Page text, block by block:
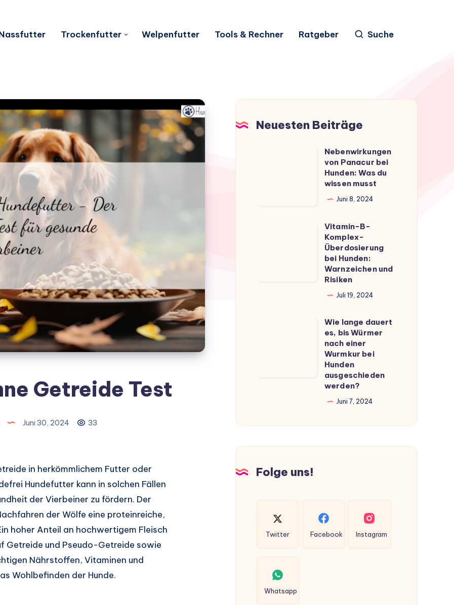
Trockenfutter Welpenfutter Tools & Rechner Ratgeber Suche
Getreide Test
Juni 30, 2024 33
in herkömmlichem Futter oder
Hundefutter kann in solchen Fällen
der Vierbeiner zu fördern. Der
der Wölfe eine proteinreiche,
hoher Anteil an hochwertigem Fleisch
Getreide und Pseudo-Getreide sowie
Nährstoffen, Vitaminen und
Wohlbefinden der Hunde.
Neuesten Beiträge
Nebenwirkungen
von Panacur bei
Hunden: Was du
wissen musst
Juni 8, 2024
Vitamin-B-
Komplex-
Überdosierung
bei Hunden:
Warnzeichen und
Risiken
Juli 19, 2024
Hunden
ausgeschieden
Wie lange dauert
es, bis Würmer
nach einer
Wurmkur bei
Hunden
ausgeschieden
werden?
Juni 7, 2024
Folge uns!
Twitter Facebook Instagram
Whatsapp